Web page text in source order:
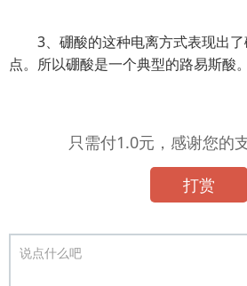
3、硼酸的这种电离方式表现出
点。所以硼酸是一个典型的路易斯酸。
只需付1.0元，感谢您的
打赏
说点什么吧